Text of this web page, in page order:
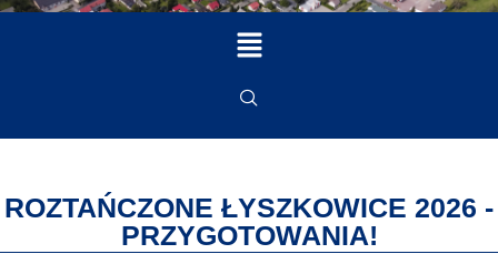
ROZTAŃCZONE ŁYSZKOWICE 2026 -
PRZYGOTOWANIA!